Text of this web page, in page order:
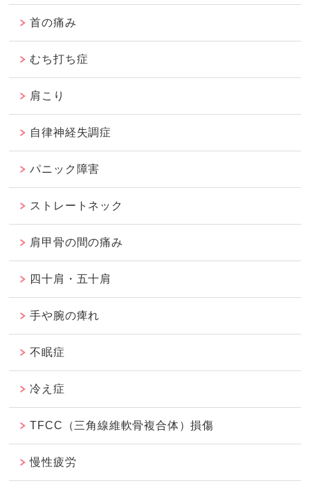
首の痛み
むち打ち症
肩こり
自律神経失調症
パニック障害
ストレートネック
肩甲骨の間の痛み
四十肩・五十肩
手や腕の痺れ
不眠症
冷え症
TFCC（三角線維軟骨複合体）損傷
慢性疲労